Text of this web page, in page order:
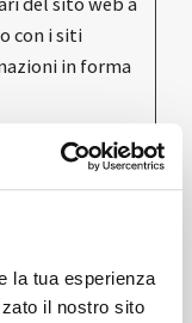
la tua esperienza
il nostro sito
con i siti
in forma
Durata
massima
di
come il